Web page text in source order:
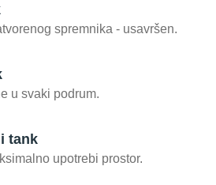
spremnika - usavršen.
u svaki podrum.
tank
upotrebi prostor.